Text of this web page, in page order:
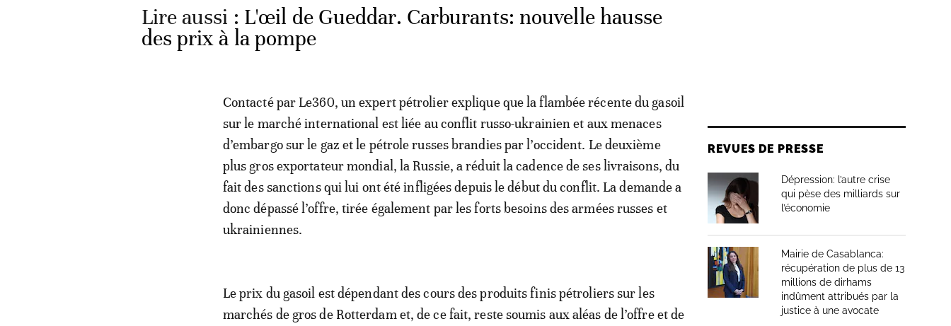
Lire aussi : L'œil de Gueddar. Carburants: nouvelle hausse
des prix à la pompe
Contacté par Le360, un expert pétrolier explique que la flambée récente du gasoil
sur le marché international est liée au conflit russo-ukrainien et aux menaces
d’embargo sur le gaz et le pétrole russes brandies par l’occident. Le deuxième
plus gros exportateur mondial, la Russie, a réduit la cadence de ses livraisons, du
fait des sanctions qui lui ont été infligées depuis le début du conflit. La demande a
donc dépassé l’offre, tirée également par les forts besoins des armées russes et
ukrainiennes.
Le prix du gasoil est dépendant des cours des produits finis pétroliers sur les
marchés de gros de Rotterdam et, de ce fait, reste soumis aux aléas de l’offre et de
REVUES DE PRESSE
Dépression: l’autre crise
qui pèse des milliards sur
l’économie
Mairie de Casablanca:
récupération de plus de 13
millions de dirhams
indûment attribués par la
justice à une avocate